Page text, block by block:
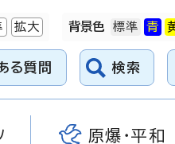
拡大 背景色
る質問 検索
原爆・平和